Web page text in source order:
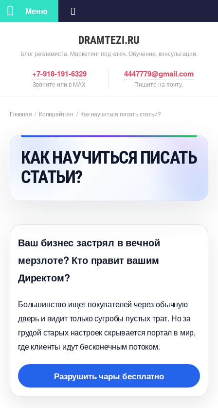
DRAMTEZI.RU
Блог рекламиста. Маркетинг под ключ. Обучение, консультации.
Меню
+7-918-191-6329
Звоните или в MAX
4447779@gmail.com
Пишите на почту.
Главная / Копирайтин / Как научиться писать статьи?
КАК НАУЧИТЬСЯ ПИСАТЬ
СТАТЬИ?
аш бизнес застрял в вечной
мерзлоте? Кто правит вашим
Директом?
Большинство ищет покупателей через обычную
дверь и видит только сугробы пустых трат. Но за
рудой старых настроек скрывается портал в мир,
де клиенты идут бесконечным потоком.
Разрушить чары бесплатно